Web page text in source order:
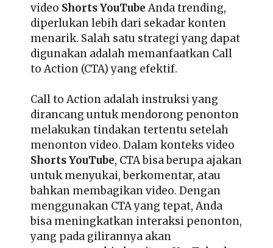
video Shorts YouTubeAnda trending,
diperlukan lebih dari sekadar konten
menarik. Salah satu strategi yang dapat
digunakan adalah memanfaatkan Call
to Action (CTA) yang efektif.
Call to Action adalah instruksi yang
dirancang untuk mendorong penonton
melakukan tindakan tertentu setelah
menonton video. Dalam konteks video
Shorts YouTube, CTA bisa berupa ajakan
untuk menyukai, berkomentar, atau
bahkan membagikan video. Dengan
menggunakan CTA yang tepat, Anda
bisa meningkatkan interaksi penonton,
yang pada gilirannya akan